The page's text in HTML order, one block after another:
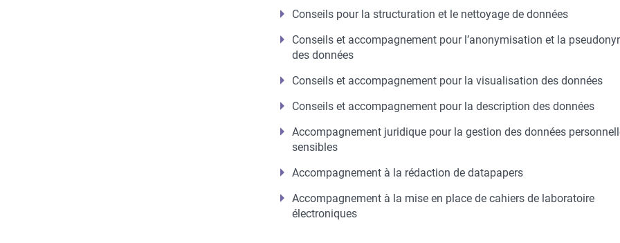
Conseils pour la structuration et le nettoyage de données
Conseils et accompagnement pour l’anonymisation et la
des données
Conseils et accompagnement pour la visualisation des données
Conseils et accompagnement pour la description des données
Accompagnement juridique pour la gestion des données
sensibles
Accompagnement à la rédaction de datapapers
Accompagnement à la mise en place de cahiers de laboratoire
électroniques